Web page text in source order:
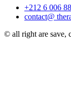
+212 6 006
contact@
© all right are save,